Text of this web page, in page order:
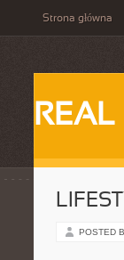
Strona główna
REAL
POSTED